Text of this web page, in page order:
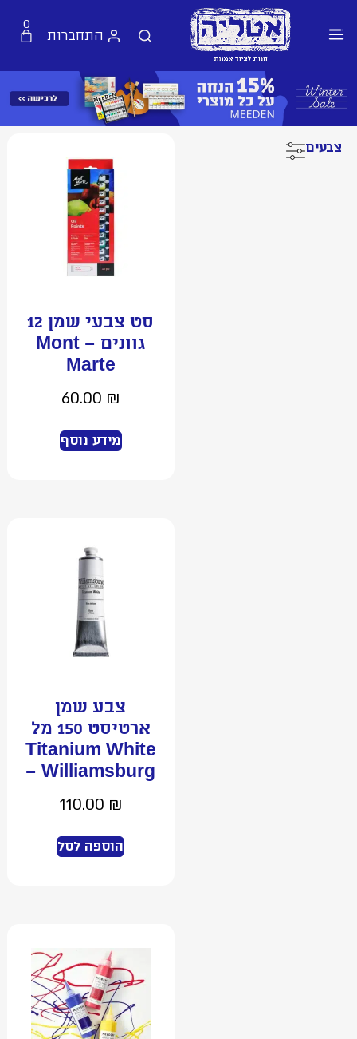
התחברות
0
צבעים
סט צבעי שמן 12
גוונים – Mont
Marte
60.00₪
מידע נוסף
צבע שמן
ארטיסט 150 מל
Titanium White
– Williamsburg
110.00₪
הוספה לסל